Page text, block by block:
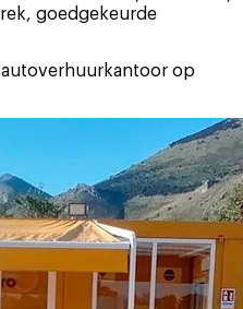
goedgekeurde
autoverhuurkantoor op